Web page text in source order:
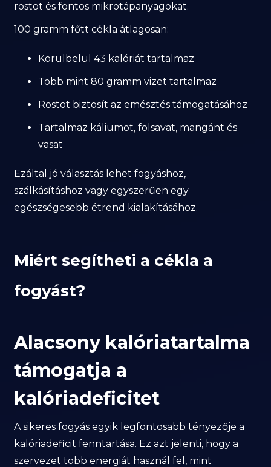
rostot és fontos mikrotápanyagokat.
100 gramm főtt cékla átlagosan:
Körülbelül 43 kalóriát tartalmaz
Több mint 80 gramm vizet tartalmaz
Rostot biztosít az emésztés támogatásához
Tartalmaz káliumot, folsavat, mangánt és
vasat
Ezáltal jó választás lehet fogyáshoz,
szálkásításhoz vagy egyszerűen egy
egészségesebb étrend kialakításához.
Miért segítheti a cékla a
fogyást?
Alacsony kalóriatartalma
támogatja a
kalóriadeficitet
A sikeres fogyás egyik legfontosabb tényezője a
kalóriadeficit fenntartása. Ez azt jelenti, hogy a
szervezet több energiát használ fel, mint